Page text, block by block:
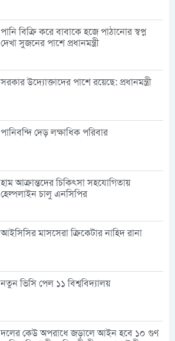
পানি বিক্রি করে বাবাকে হজে পাঠানোর স্বপ্ন
দেখা সুজনের পাশে প্রধানমন্ত্রী
সরকার উদ্যোক্তাদের পাশে রয়েছে: প্রধানমন্ত্রী
পানিবন্দি দেড় লক্ষাধিক পরিবার
হাম আক্রান্তদের চিকিৎসা সহযোগিতায়
হেল্পলাইন চালু এনসিপির
আইসিসির মাসসেরা ক্রিকেটার নাহিদ রানা
নতুন ভিসি পেল ১১ বিশ্ববিদ্যালয়
দলের কেউ অপরাধে জড়ালে আইন হবে ১০ গুণ